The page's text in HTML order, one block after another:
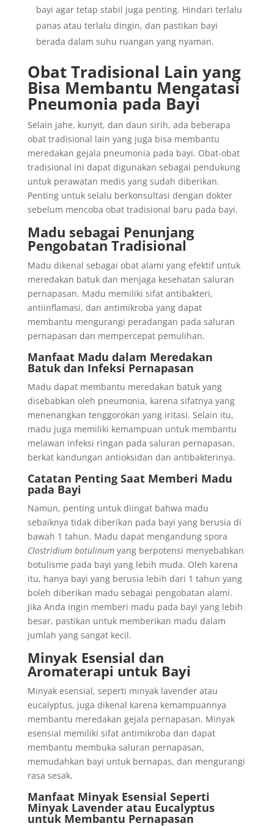
bayi agar tetap stabil juga penting. Hindari terlalu
panas atau terlalu dingin, dan pastikan bayi
berada dalam suhu ruangan yang nyaman.
Obat Tradisional Lain yang
Bisa Membantu Mengatasi
Pneumonia pada Bayi
Selain jahe, kunyit, dan daun sirih, ada beberapa
obat tradisional lain yang juga bisa membantu
meredakan gejala pneumonia pada bayi. Obat-obat
tradisional ini dapat digunakan sebagai pendukung
untuk perawatan medis yang sudah diberikan.
Penting untuk selalu berkonsultasi dengan dokter
sebelum mencoba obat tradisional baru pada bayi.
Madu sebagai Penunjang
Pengobatan Tradisional
Madu dikenal sebagai obat alami yang efektif untuk
meredakan batuk dan menjaga kesehatan saluran
pernapasan. Madu memiliki sifat antibakteri,
antiinflamasi, dan antimikroba yang dapat
membantu mengurangi peradangan pada saluran
pernapasan dan mempercepat pemulihan.
Manfaat Madu dalam Meredakan
Batuk dan Infeksi Pernapasan
Madu dapat membantu meredakan batuk yang
disebabkan oleh pneumonia, karena sifatnya yang
menenangkan tenggorokan yang iritasi. Selain itu,
madu juga memiliki kemampuan untuk membantu
melawan infeksi ringan pada saluran pernapasan,
berkat kandungan antioksidan dan antibakterinya.
Catatan Penting Saat Memberi Madu
pada Bayi
Namun, penting untuk diingat bahwa madu
sebaiknya tidak diberikan pada bayi yang berusia di
bawah 1 tahun. Madu dapat mengandung spora
Clostridium botulinumyang berpotensi menyebabkan
botulisme pada bayi yang lebih muda. Oleh karena
itu, hanya bayi yang berusia lebih dari 1 tahun yang
boleh diberikan madu sebagai pengobatan alami.
Jika Anda ingin memberi madu pada bayi yang lebih
besar, pastikan untuk memberikan madu dalam
jumlah yang sangat kecil.
Minyak Esensial dan
Aromaterapi untuk Bayi
Minyak esensial, seperti minyak lavender atau
eucalyptus, juga dikenal karena kemampuannya
membantu meredakan gejala pernapasan. Minyak
esensial memiliki sifat antimikroba dan dapat
membantu membuka saluran pernapasan,
memudahkan bayi untuk bernapas, dan mengurangi
rasa sesak.
Manfaat Minyak Esensial Seperti
Minyak Lavender atau Eucalyptus
untuk Membantu Pernapasan